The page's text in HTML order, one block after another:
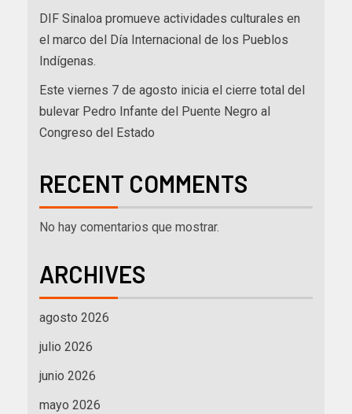
DIF Sinaloa promueve actividades culturales en
el marco del Día Internacional de los Pueblos
Indígenas.
Este viernes 7 de agosto inicia el cierre total del
bulevar Pedro Infante del Puente Negro al
Congreso del Estado
RECENT COMMENTS
No hay comentarios que mostrar.
ARCHIVES
agosto 2026
julio 2026
junio 2026
mayo 2026